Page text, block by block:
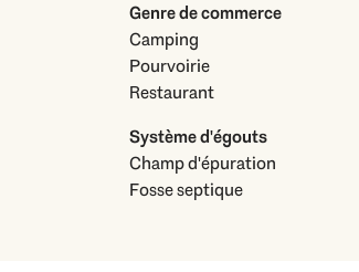
Genre de commerce
Camping
Pourvoirie
Restaurant
Système d'égouts
Champ d'épuration
Fosse septique